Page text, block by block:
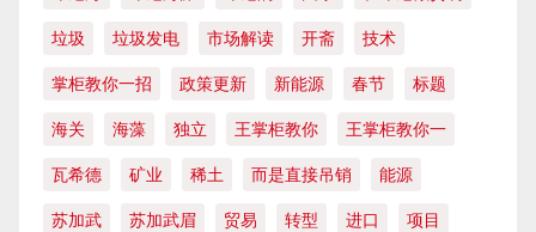
垃圾 垃圾发电 市场解读 开斋 技术
掌柜教你一招 政策更新 新能源 春节 标题
海关 海藻 独立 王掌柜教你 王掌柜教你一
瓦希德 矿业 稀土 而是直接吊销 能源
苏加武 苏加武眉 贸易 转型 进口 项目